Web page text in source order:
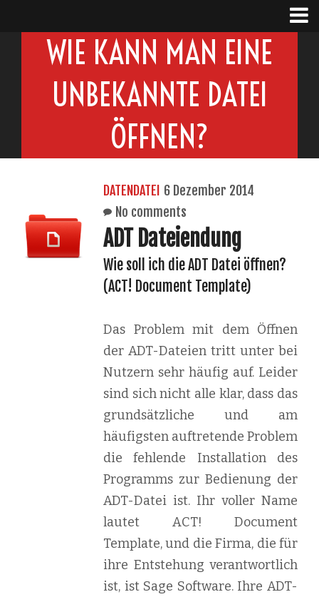
WIE KANN MAN EINE
UNBEKANNTE DATEI
ÖFFNEN?
DATENDATEI 6 Dezember 2014
No comments
ADT Dateiendung
Wie soll ich die ADT Datei öffnen?
(ACT! Document Template)
Das Problem mit dem Öffnen
der ADT-Dateien tritt unter bei
Nutzern sehr häufig auf. Leider
sind sich nicht alle klar, dass das
grundsätzliche und am
häufigsten auftretende Problem
die fehlende Installation des
Programms zur Bedienung der
ADT-Datei ist. Ihr voller Name
lautet ACT! Document
Template, und die Firma, die für
ihre Entstehung verantwortlich
ist, ist Sage Software. Ihre ADT-